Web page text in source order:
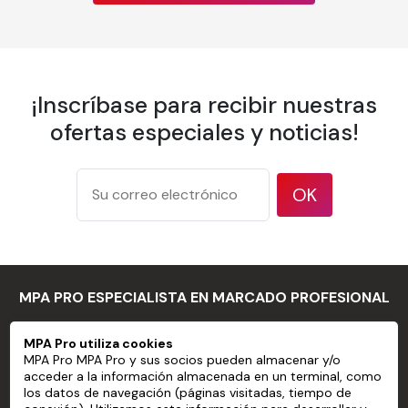
PVC preencolado
Ancho de la
600 mm
536
Espesor
177 micrones / 7 mil
según el método de
prueba ISO 534
Opacidad
94 % según el método
¡Inscríbase para recibir nuestras
ofertas especiales y noticias!
OK
MPA PRO ESPECIALISTA EN MARCADO PROFESIONAL
MPA PRO
SERVICIOS
MPA Pro utiliza cookies
MPA Pro MPA Pro y sus socios pueden almacenar y/o
acceder a la información almacenada en un terminal, como
los datos de navegación (páginas visitadas, tiempo de